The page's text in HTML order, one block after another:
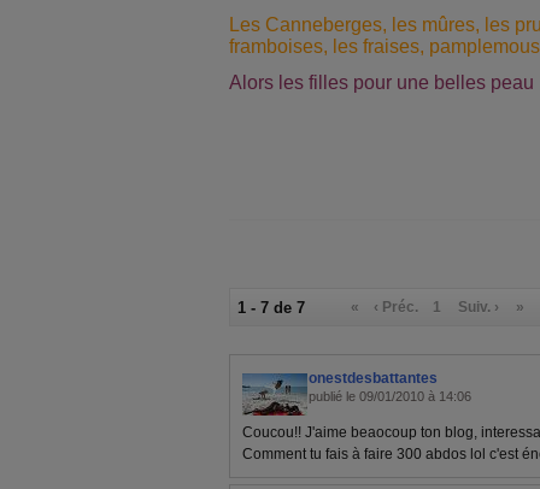
Les Canneberges, les mûres, les
framboises, les fraises,
Alors les filles pour une belles peau
1 - 7 de 7 « ‹ Préc. 1 Suiv. › »
onestdesbattantes
publié le 09/01/2010 à 14:06
Coucou!! J'aime beaocoup ton blog,
Comment tu fais à faire 300 abdos lol c'est